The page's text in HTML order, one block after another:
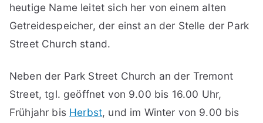
heutige Name leitet sich her von einem alten
Getreidespeicher, der einst an der Stelle der Park
Street Church stand.
Neben der Park Street Church an der Tremont
Street, tgl. geöffnet von 9.00 bis 16.00 Uhr,
Frühjahr bis Herbst, und im Winter von 9.00 bis